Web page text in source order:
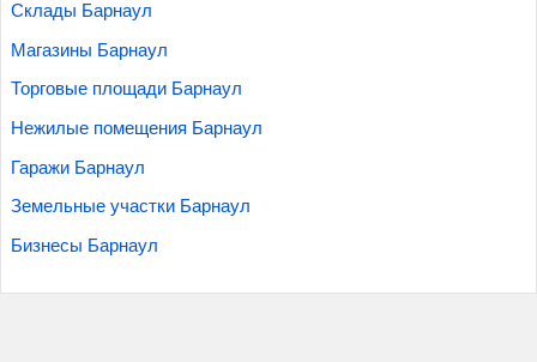
Склады Барнаул
Магазины Барнаул
Торговые площади Барнаул
Нежилые помещения Барнаул
Гаражи Барнаул
Земельные участки Барнаул
Бизнесы Барнаул